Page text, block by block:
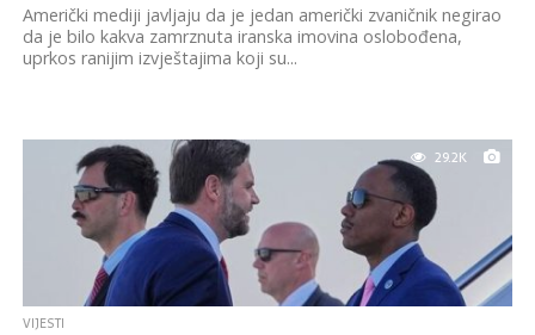
Američki mediji javljaju da je jedan američki zvaničnik negirao
da je bilo kakva zamrznuta iranska imovina oslobođena,
uprkos ranijim izvještajima koji su...
29.2K
VIJESTI